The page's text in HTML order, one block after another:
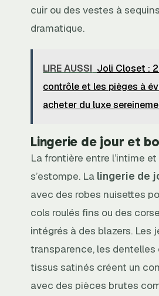
cuir ou des vestes à
dramatique.
LIRE AUSSI Joli Closet :
contrôle et les pièges à
acheter du luxe
Lingerie de jour et
La frontière entre l’intime
s’estompe. La lingerie de
avec des robes nuisettes
cols roulés fins ou des
intégrés à des blazers. Les
transparence, les
tissus satinés créent un
avec des pièces brutes